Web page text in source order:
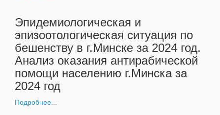
Эпидемиологическая и
эпизоотологическая ситуация по
бешенству в г.Минске за 2024 год.
Анализ оказания антирабической
помощи населению г.Минска за
2024 год
Подробнее...